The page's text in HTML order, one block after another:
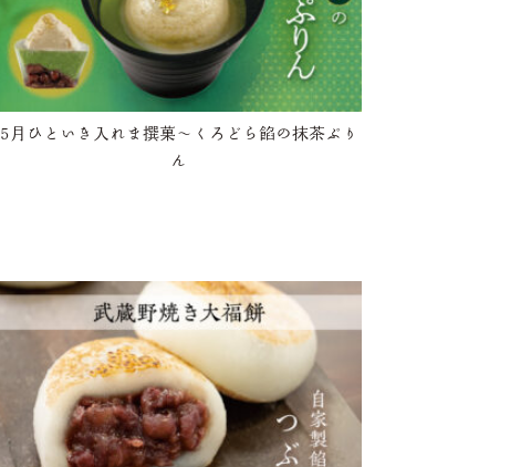
5月ひといき入れま撰菓～くろどら餡の抹茶ぷり
ん